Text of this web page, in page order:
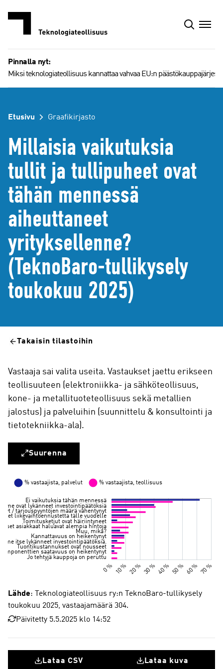
Pinnalla nyt:
Miksi teknologiateollisuus kannattaa vahvaa EU:n
Etusivu Graafikirjasto
Millaisia vaikutuksia
tullit ja tullipuheet ovat
tähän mennessä
aiheuttaneet
yrityksellenne?
(TeknoBaro-tullikysely
toukokuu 2025)
Takaisin tilastoihin
Vastaaja sai valita useita. Vastaukset jaettu erikseen
teollisuuteen (elektroniikka- ja sähköteollisuus,
kone- ja metallituoteteollisuus sekä metallien
jalostus) ja palveluihin (suunnittelu & konsultointi ja
tietotekniikka-ala).
Suurenna
Lähde: Teknologiateollisuus ry:n TeknoBaro-tullikysely
toukokuu 2025, vastaajamäärä 304.
Päivitetty 5.5.2025 klo 14:52
Lataa CSV Lataa kuva